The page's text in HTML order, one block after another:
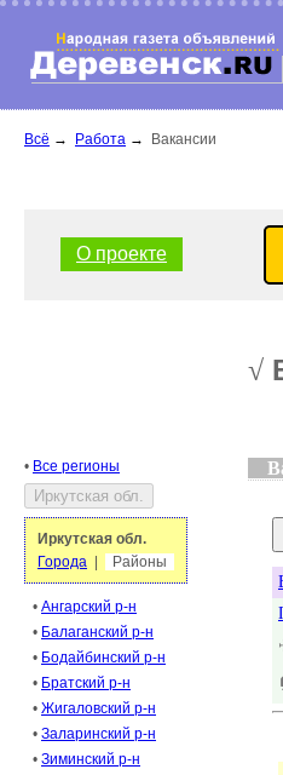
Всё → Работа → Вакансии
О проекте
√
• Все регионы
Иркутская обл.
Города
Районы
• Ангарский р-н
• Балаганский р-н
• Бодайбинский р-н
• Братский р-н
• Жигаловский р-н
• Заларинский р-н
• Зиминский р-н